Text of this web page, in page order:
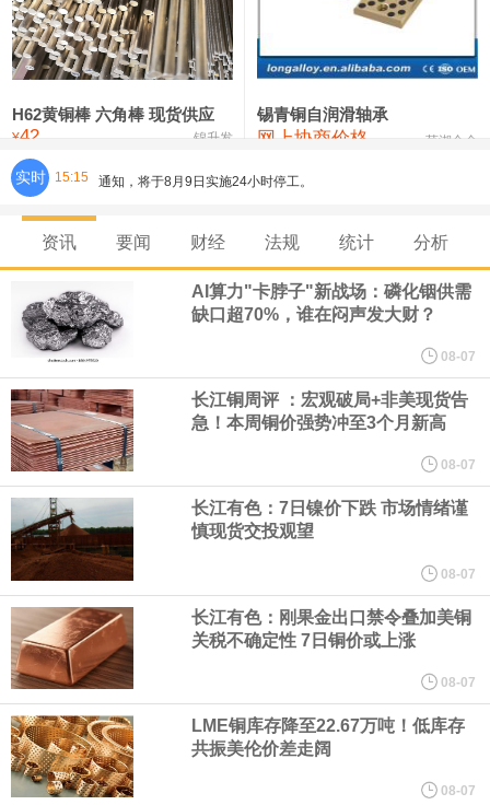
铸造铝合金锭(ZLD104) 24,300—24,500 24,400
压铸锌合金锭 26,500—26,700
氯化镍 38,300—40,300 39,300 0
H62黄铜棒 六角棒 现货供应
¥42 锦升发
锡青铜自润滑轴承
网上协商价格 芜湖合金
实时 15:15 8月7日，宇树科技董事长王兴兴网上路演时表示，报告期内，公司
研发费用金额分别为4,995.18万元、7,001.70万元、14,496.56万
元，最近3年复合增长率达70.36%，呈快速增长趋势，并形成多项
核心技术和知识产权。截至2026年1月31日，公司拥有262项专利权
（含境内发明专利20项）。
纽约期银日内涨4%，现报64.08美元/盎司。
宇树科技董事长、总经理兼首席技术官王兴兴在网上路演时表示，
经过多年研发创新和技术积累，公司逐步形成了包括一体化关节集
成技术、高紧凑度机器人身体集成技术、机器人激光雷达全自研核
心技术等多项已商业化应用的核心技术并已应用于公司的高性能通
用人形机器人、四足机器人等产品。
美国总统特朗普6日否认他对国防部长赫格塞思不满，称对赫格塞思
资讯 要闻 财经 法规 统计 分析
AI算力"卡脖子"新战场：磷化铟供需
缺口超70%，谁在闷声发大财？
08-07
长江铜周评 ：宏观破局+非美现货告
急！本周铜价强势冲至3个月新高
08-07
长江有色：7日镍价下跌 市场情绪谨
慎现货交投观望
08-07
长江有色：刚果金出口禁令叠加美铜
关税不确定性 7日铜价或上涨
08-07
LME铜库存降至22.67万吨！低库存
共振美伦价差走阔
08-07